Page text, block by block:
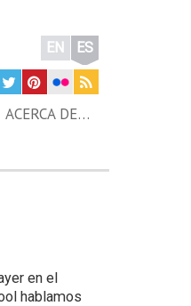
EN ES
ACERCA DE…
en el
hablamos